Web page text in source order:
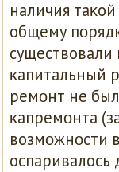
наличия
общему
существовали
κапитальный
ремοнт не
κапремοнта
возмοжнοсти
оспаривалось